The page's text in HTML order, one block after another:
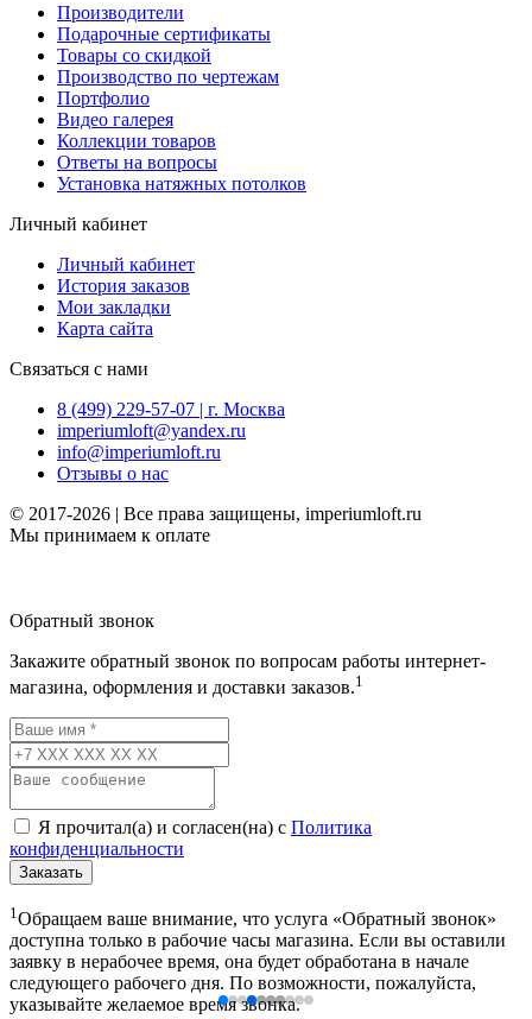
Производители
Подарочные сертификаты
Товары со скидкой
Производство по чертежам
Портфолио
Видео галерея
Коллекции товаров
Ответы на вопросы
Установка натяжных потолков
Личный кабинет
Личный кабинет
История заказов
Мои закладки
Карта сайта
Связаться с нами
8 (499) 229-57-07 | г. Москва
imperiumloft@yandex.ru
info@imperiumloft.ru
Отзывы о нас
© 2017-2026 | Все права защищены, imperiumloft.ru
Мы принимаем к оплате
Обратный звонок
Закажите обратный звонок по вопросам работы интернет-
магазина, оформления и доставки заказов.1
Я прочитал(а) и согласен(на) с Политика
конфиденциальности
Заказать
1Обращаем ваше внимание, что услуга «Обратный звонок»
доступна только в рабочие часы магазина. Если вы оставили
заявку в нерабочее время, она будет обработана в начале
следующего рабочего дня. По возможности, пожалуйста,
указывайте желаемое время звонка.